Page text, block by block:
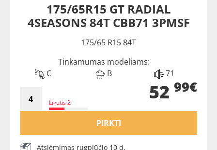
175/65R15 GT RADIAL
4SEASONS 84T CBB71 3PMSF
175/65 R15 84T
Tinkamumas modeliams:
C
B 71
Likutis 2 52 99€
PIRKTI
Atsiėmimas rugpjūčio 10 d.